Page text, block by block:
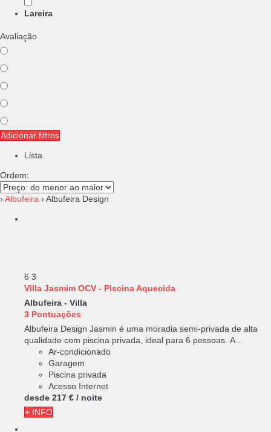
Lareira
Avaliação
Adicionar filtros
Lista
Ordem:
› Albufeira › Albufeira Design
6 3
Villa Jasmim OCV - Piscina Aquecida
Albufeira - Villa
3 Pontuações
Albufeira Design Jasmin é uma moradia semi-privada de alta
qualidade com piscina privada, ideal para 6 pessoas. A...
Ar-condicionado
Garagem
Piscina privada
Acesso Internet
desde 217 € / noite
+ INFO